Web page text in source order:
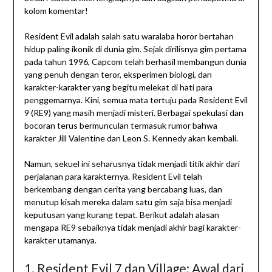
kolom komentar!
Resident Evil adalah salah satu waralaba horor bertahan
hidup paling ikonik di dunia gim. Sejak dirilisnya gim pertama
pada tahun 1996, Capcom telah berhasil membangun dunia
yang penuh dengan teror, eksperimen biologi, dan
karakter-karakter yang begitu melekat di hati para
penggemarnya. Kini, semua mata tertuju pada Resident Evil
9 (RE9) yang masih menjadi misteri. Berbagai spekulasi dan
bocoran terus bermunculan termasuk rumor bahwa
karakter Jill Valentine dan Leon S. Kennedy akan kembali.
Namun, sekuel ini seharusnya tidak menjadi titik akhir dari
perjalanan para karakternya. Resident Evil telah
berkembang dengan cerita yang bercabang luas, dan
menutup kisah mereka dalam satu gim saja bisa menjadi
keputusan yang kurang tepat. Berikut adalah alasan
mengapa RE9 sebaiknya tidak menjadi akhir bagi karakter-
karakter utamanya.
1. Resident Evil 7 dan Village: Awal dari